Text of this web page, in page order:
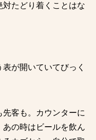
たどり着くことはな
が開いていてびっく
客も。カウンターに
の時はビールを飲ん